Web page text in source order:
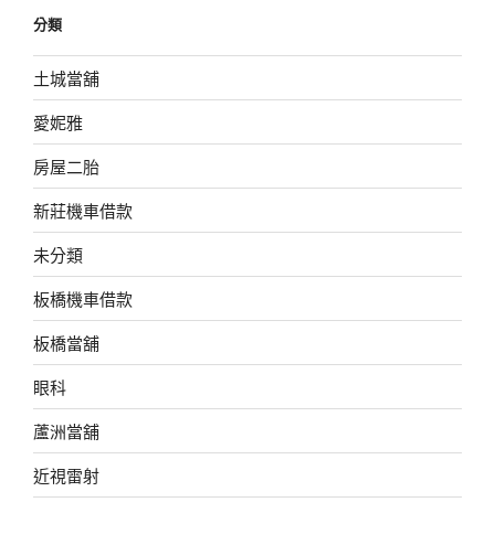
分類
土城當舖
愛妮雅
房屋二胎
新莊機車借款
未分類
板橋機車借款
板橋當舖
眼科
蘆洲當舖
近視雷射